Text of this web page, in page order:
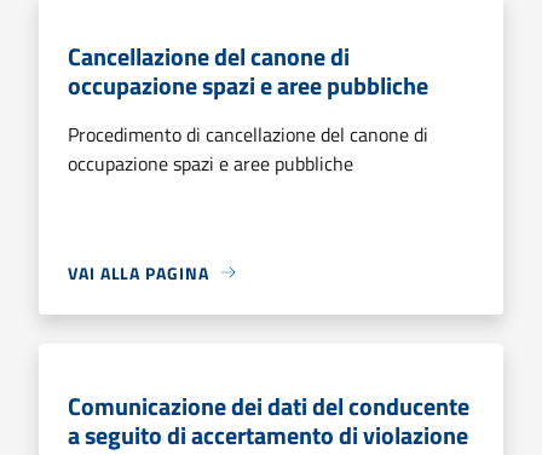
Cancellazione del canone di
occupazione spazi e aree pubbliche
Procedimento di cancellazione del canone di
occupazione spazi e aree pubbliche
VAI ALLA PAGINA
Comunicazione dei dati del conducente
a seguito di accertamento di violazione